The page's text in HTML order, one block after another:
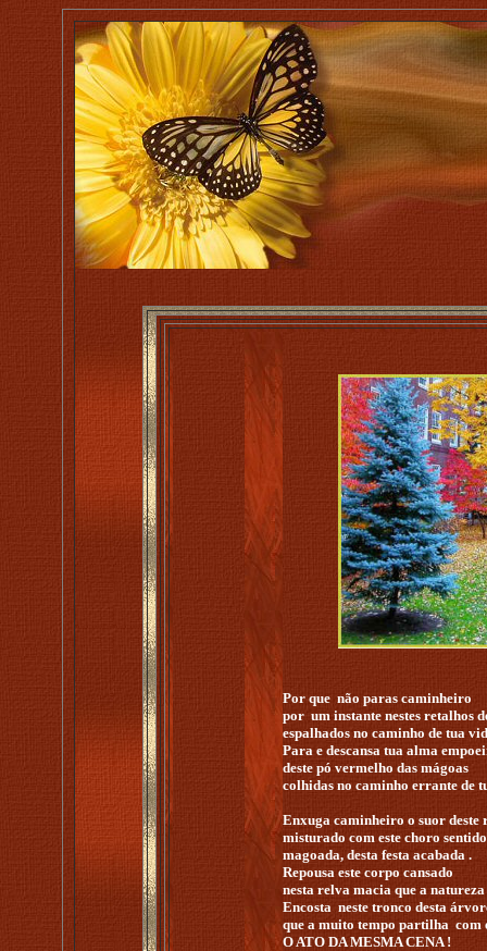
Por que não paras caminheiro
por um instante nestes retalhos
espalhados no caminho de tua
Para e descansa tua alma
deste pó vermelho das mágoas
colhidas no caminho errante de
Enxuga caminheiro o suor deste
misturado com este choro
magoada, desta festa acabada .
Repousa este corpo cansado
nesta relva macia que a
Encosta neste tronco desta
que a muito tempo partilha com
O ATO DA MESMA CENA !